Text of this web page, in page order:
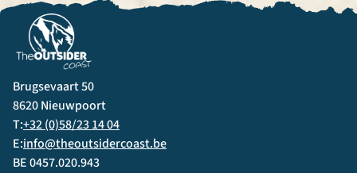
Brugsevaart 50
8620 Nieuwpoort
T:+32 (0)58/23 14 04
E:info@theoutsidercoast.be
BE 0457.020.943